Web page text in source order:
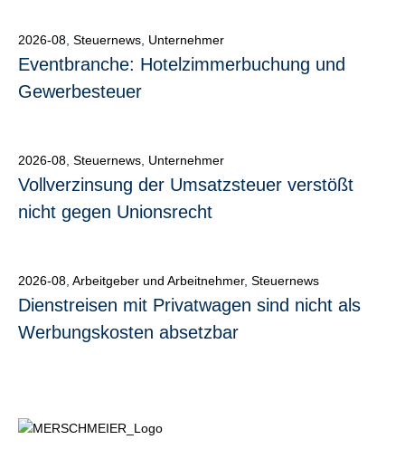
2026-08 Steuernews Unternehmer
Eventbranche: Hotelzimmerbuchung und
Gewerbesteuer
2026-08 Steuernews Unternehmer
Vollverzinsung der Umsatzsteuer verstößt
nicht gegen Unionsrecht
2026-08 Arbeitgeber und Arbeitnehmer, Steuernews
Dienstreisen mit Privatwagen sind nicht als
Werbungskosten absetzbar